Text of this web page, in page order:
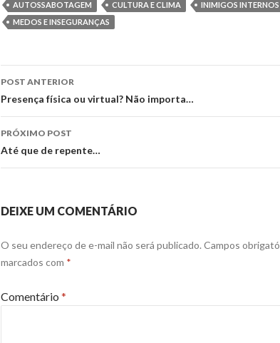
AUTOSSABOTAGEM CULTURA E CLIMA
INIMIGOS INTERNOS
MEDOS E INSEGURANÇAS
Navegação
de
posts
POST ANTERIOR
Presença física ou virtual? Não importa…
PRÓXIMO POST
Até que de repente…
DEIXE UM COMENTÁRIO
O seu endereço de e-mail não será publicado. Campos
marcados com *
Comentário *